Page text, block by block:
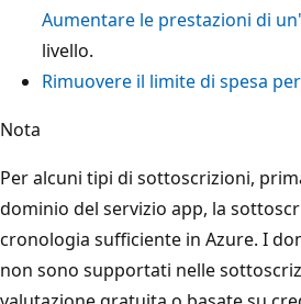
Aumentare le prestazioni di
livello.
Rimuovere il limite di spesa
Nota
Per alcuni tipi di sottoscrizioni,
dominio del servizio app, la
cronologia sufficiente in Azure. I
non sono supportati nelle